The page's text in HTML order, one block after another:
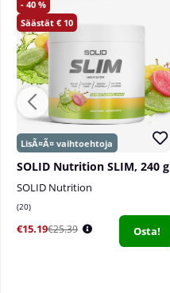
40
10
SOLID Nutrition SLIM, 240 g
SOLID Nutrition
20
€15.19€25.39 Osta!